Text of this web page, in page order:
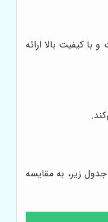
کیفیت بالا ارائه
زیر، به مقایسه